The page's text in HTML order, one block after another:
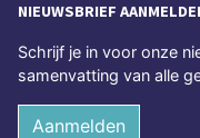
NIEUWSBRIEF
Schrijf je in voor onze
samenvatting van alle
Aanmelden